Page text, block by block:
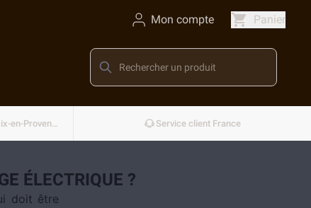
Mon compte Panier
Conçu et développé en France — Aix-en-Provence Service client France
ÉLECTRIQUE ?
doit être